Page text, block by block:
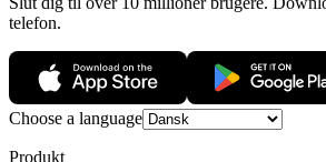
telefon.
Choose a language
Produkt